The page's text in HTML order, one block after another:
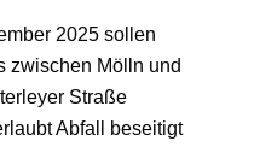
2025 sollen
zwischen Mölln und
Straße
Abfall beseitigt